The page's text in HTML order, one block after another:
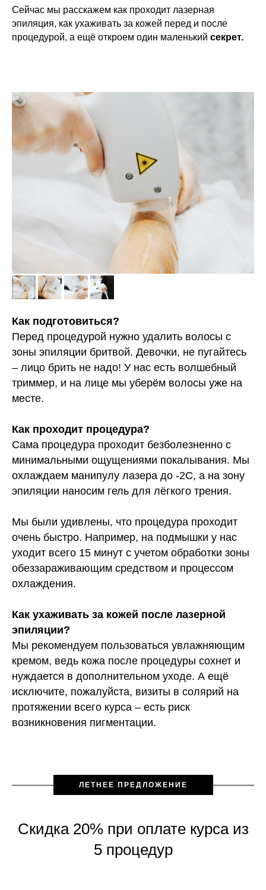
Сейчас мы расскажем как проходит лазерная
эпиляция, как ухаживать за кожей перед и после
процедурой, а ещё откроем один маленький секрет.
Как подготовиться?
Перед процедурой нужно удалить волосы с
зоны эпиляции бритвой. Девочки, не пугайтесь
– лицо брить не надо! У нас есть волшебный
триммер, и на лице мы уберём волосы уже на
месте.
Как проходит процедура?
Сама процедура проходит безболезненно с
минимальными ощущениями покалывания. Мы
охлаждаем манипулу лазера до -2С, а на зону
эпиляции наносим гель для лёгкого трения.
Мы были удивлены, что процедура проходит
очень быстро. Например, на подмышки у нас
уходит всего 15 минут с учетом обработки зоны
обеззараживающим средством и процессом
охлаждения.
Как ухаживать за кожей после лазерной
эпиляции?
Мы рекомендуем пользоваться увлажняющим
кремом, ведь кожа после процедуры сохнет и
нуждается в дополнительном уходе. А ещё
исключите, пожалуйста, визиты в солярий на
протяжении всего курса – есть риск
возникновения пигментации.
ЛЕТНЕЕ ПРЕДЛОЖЕНИЕ
Скидка 20% при оплате курса из
5 процедур